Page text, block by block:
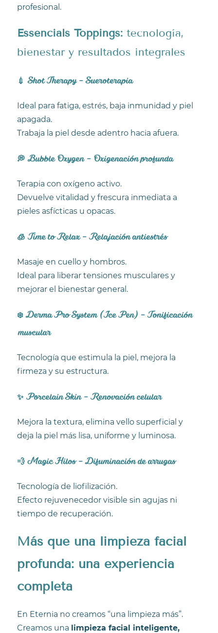
profesional.
Essencials Toppings: tecnología,
bienestar y resultados integrales
💉 Shot Therapy – Sueroterapia
Ideal para fatiga, estrés, baja inmunidad y piel
apagada.
Trabaja la piel desde adentro hacia afuera.
💭 Bubble Oxygen – Oxigenación profunda
Terapia con oxígeno activo.
Devuelve vitalidad y frescura inmediata a
pieles asfícticas u opacas.
🧊 Time to Relax – Relajación antiestrés
Masaje en cuello y hombros.
Ideal para liberar tensiones musculares y
mejorar el bienestar general.
❄️ Derma Pro System (Ice Pen) – Tonificación
muscular
Tecnología que estimula la piel, mejora la
firmeza y su estructura.
✨ Porcelain Skin – Renovación celular
Mejora la textura, elimina vello superficial y
deja la piel más lisa, uniforme y luminosa.
💨 Magic Hilos – Difuminación de arrugas
Tecnología de liofilización.
Efecto rejuvenecedor visible sin agujas ni
tiempo de recuperación.
Más que una limpieza facial
profunda: una experiencia
completa
En Eternia no creamos “una limpieza más”.
Creamos una limpieza facial inteligente,